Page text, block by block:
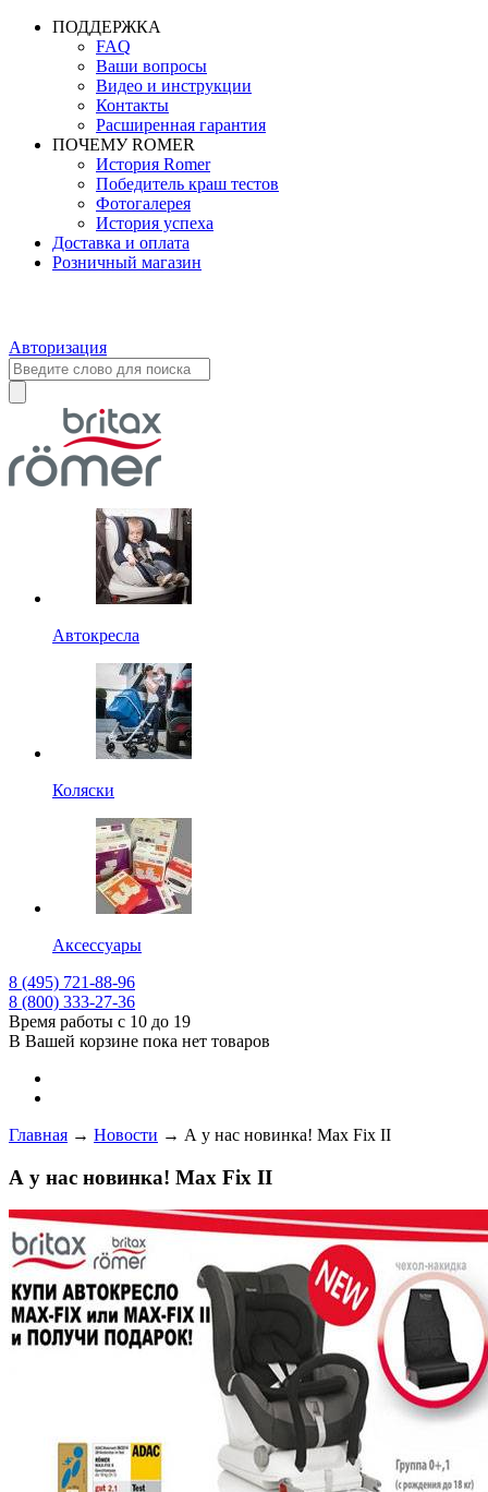
ПОДДЕРЖКА
FAQ
Ваши вопросы
Видео и инструкции
Контакты
Расширенная гарантия
ПОЧЕМУ ROMER
История Romer
Победитель краш тестов
Фотогалерея
История успеха
Доставка и оплата
Розничный магазин
Авторизация
Автокресла
Коляски
Аксессуары
8 (495) 721-88-96
8 (800) 333-27-36
Время работы с 10 до 19
В Вашей корзине пока нет товаров
Главная → Новости → А у нас новинка! Max Fix II
А у нас новинка! Max Fix II